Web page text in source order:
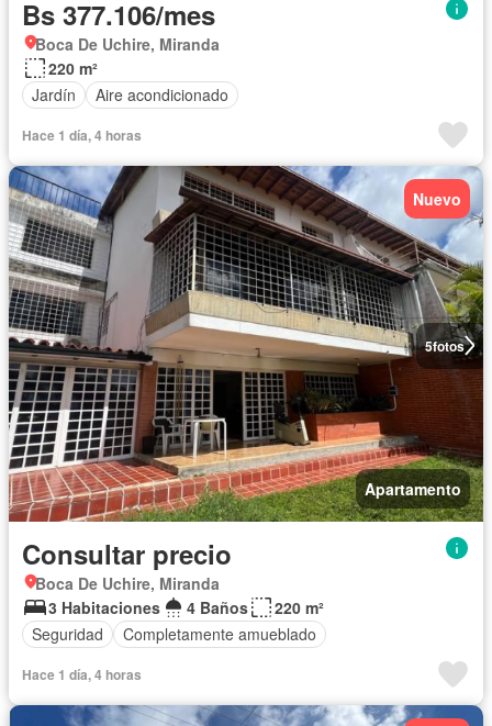
Bs 377.106/mes
Boca De Uchire, Miranda
220 m²
Jardín
Aire acondicionado
Hace 1 día, 4 horas
5fotos
Nuevo
Apartamento
Consultar precio
Boca De Uchire, Miranda
3 Habitaciones
4 Baños
220 m²
Seguridad
Completamente amueblado
Hace 1 día, 4 horas